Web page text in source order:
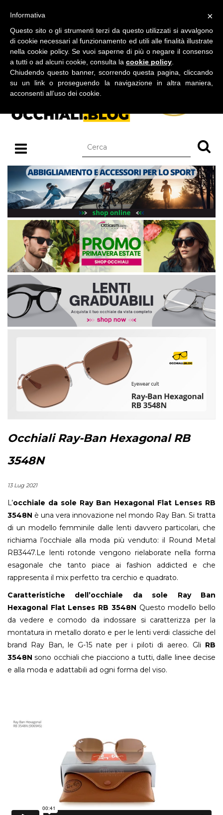
BLOG SU OCCHIALI DA SOLE E OCCHIALI DA VISTA
Occhiali Ray-Ban Hexagonal RB
3548N
13 Lug 2021
L’occhiale da sole Ray Ban Hexagonal Flat Lenses RB
3548N è una vera innovazione nel mondo Ray Ban. Si tratta
di un modello femminile dalle lenti davvero particolari, che
richiama l’occhiale alla moda più venduto: il Round Metal
RB3447.Le lenti rotonde vengono rielaborate nella forma
esagonale che tanto piace ai fashion addicted e che
rappresenta il mix perfetto tra cerchio e quadrato.
Caratteristiche dell’occhiale da sole Ray Ban
Hexagonal Flat Lenses RB 3548N Questo modello bello
da vedere e comodo da indossare si caratterizza per la
montatura in metallo dorato e per le lenti verdi classiche del
brand Ray Ban, le G-15 nate per i piloti di aereo. Gli RB
3548N sono occhiali che piacciono a tutti, dalle linee decise
e alla moda e adattabili ad ogni forma del viso.
×
Informativa
Questo sito o gli strumenti terzi da questo utilizzati si avvalgono
di cookie necessari al funzionamento ed utili alle finalità illustrate
nella cookie policy. Se vuoi saperne di più o negare il consenso
a tutti o ad alcuni cookie, consulta la cookie policy
Chiudendo questo banner, scorrendo questa pagina, cliccando
su un link o proseguendo la navigazione in altra maniera,
acconsenti all’uso dei cookie.